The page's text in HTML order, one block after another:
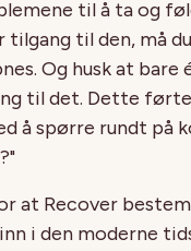
til å ta og
til den, må
Og husk at bare
til det. Dette
å spørre rundt på
at Recover
i den moderne